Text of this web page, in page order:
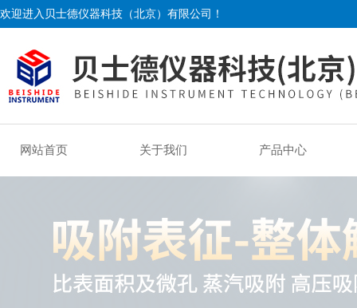
欢迎进入贝士德仪器科技（北京）有限公司！
网站首页 关于我们 产品中心